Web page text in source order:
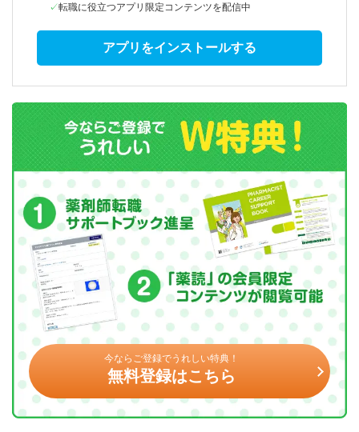
転職に役立つアプリ限定コンテンツを配信中
アプリをインストールする
今ならご登録でうれしい特典！
無料登録はこちら